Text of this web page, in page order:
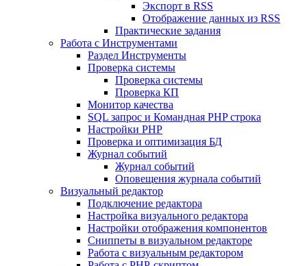
Экспорт в RSS
Отображение данных из RSS
Практические задания
Работа с Инструментами
Раздел Инструменты
Проверка системы
Проверка системы
Проверка КП
Монитор качества
SQL запрос и Командная PHP строка
Настройки PHP
Проверка и оптимизация БД
Журнал событий
Журнал событий
Оповещения журнала событий
Визуальный редактор
Подключение редактора
Настройка визуального редактора
Настройки отображения компонентов
Сниппеты в визуальном редакторе
Работа с визуальным редактором